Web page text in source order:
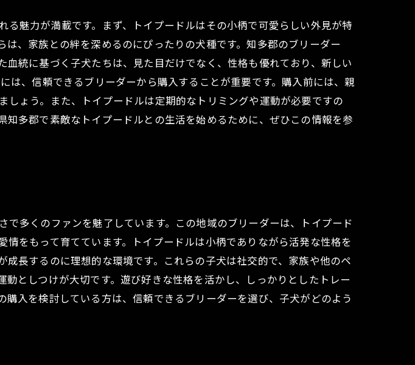
魅力が満載です。まず、トイプードルはその小柄で可愛らしい外見が特
、家族との絆を深めるのにぴったりの犬種です。知多郡のブリーダー
統に基づく子犬たちは、見た目だけでなく、性格も優れており、新しい
、信頼できるブリーダーから購入することが重要です。購入前には、親
ょう。また、トイプードルは定期的なトリミングや運動が必要ですの
多郡で素敵なトイプードルとの生活を始めるために、ぜひこの情報を参
多くのファンを魅了しています。この地域のブリーダーは、トイプード
をもって育てています。トイプードルは小柄でありながら活発な性格を
長するのに理想的な環境です。これらの子犬は社交的で、家族や他のペ
としつけが大切です。遊び好きな性格を活かし、しっかりとしたトレー
入を検討している方は、信頼できるブリーダーを選び、子犬がどのよう